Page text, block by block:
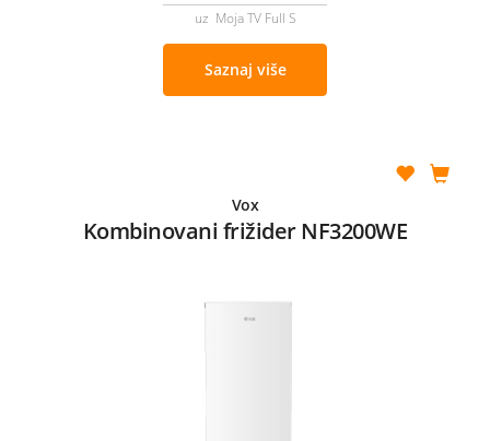
uz Moja TV Full S
Saznaj više
Vox
Kombinovani frižider NF3200WE